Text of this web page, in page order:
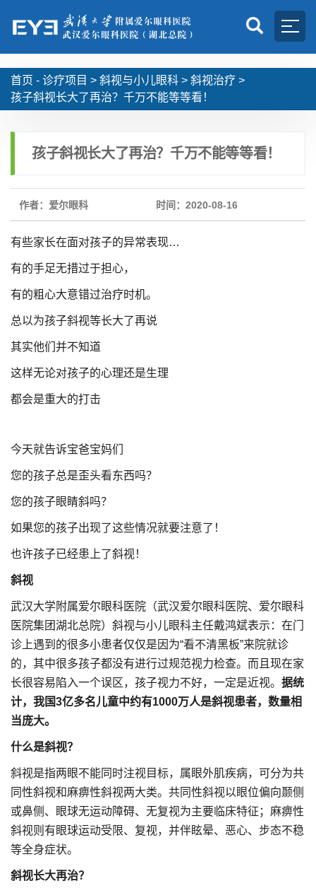
首页 - 诊疗项目 > 斜视与小儿眼科 > 斜视治疗 >
孩子斜视长大了再治？千万不能等等看！
孩子斜视长大了再治？千万不能等等看！
作者：爱尔眼科 时间：2020-08-16
有些家长在面对孩子的异常表现…
有的手足无措过于担心，
有的粗心大意错过治疗时机。
总以为孩子斜视等长大了再说
其实他们并不知道
这样无论对孩子的心理还是生理
都会是重大的打击
今天就告诉宝爸宝妈们
您的孩子总是歪头看东西吗？
您的孩子眼睛斜吗？
如果您的孩子出现了这些情况就要注意了！
也许孩子已经患上了斜视！
斜视
武汉大学附属爱尔眼科医院（武汉爱尔眼科医院、爱尔眼科
医院集团湖北总院）斜视与小儿眼科主任戴鸿斌表示：在门
诊上遇到的很多小患者仅仅是因为“看不清黑板”来院就诊
的，其中很多孩子都没有进行过规范视力检查。而且现在家
长很容易陷入一个误区，孩子视力不好，一定是近视。 据统
计，我国3亿多名儿童中约有1000万人是斜视患者，数量相
当庞大。
什么是斜视？
斜视是指两眼不能同时注视目标，属眼外肌疾病，可分为共
同性斜视和麻痹性斜视两大类。共同性斜视以眼位偏向颞侧
或鼻侧、眼球无运动障碍、无复视为主要临床特征；麻痹性
斜视则有眼球运动受限、复视，并伴眩晕、恶心、步态不稳
等全身症状。
斜视长大再治？